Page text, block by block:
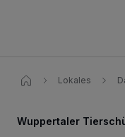
Lokales
Wuppertaler